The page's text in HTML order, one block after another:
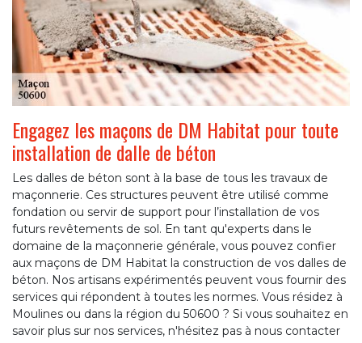
Engagez les maçons de DM Habitat pour toute
installation de dalle de béton
Les dalles de béton sont à la base de tous les travaux de
maçonnerie. Ces structures peuvent être utilisé comme
fondation ou servir de support pour l’installation de vos
futurs revêtements de sol. En tant qu'experts dans le
domaine de la maçonnerie générale, vous pouvez confier
aux maçons de DM Habitat la construction de vos dalles de
béton. Nos artisans expérimentés peuvent vous fournir des
services qui répondent à toutes les normes. Vous résidez à
Moulines ou dans la région du 50600 ? Si vous souhaitez en
savoir plus sur nos services, n'hésitez pas à nous contacter